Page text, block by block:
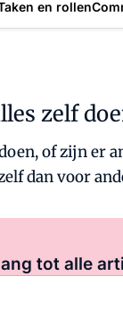
en rollen
zelf
of zijn er
dan voor
tot alle